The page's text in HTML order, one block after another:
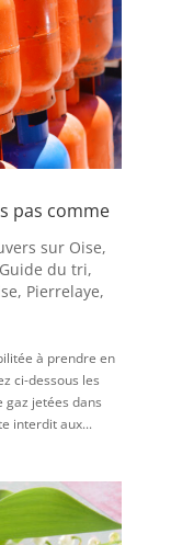
pas comme
sur Oise,
Guide du tri,
, Pierrelaye,
à prendre en
ci-dessous les
gaz jetées dans
interdit aux...